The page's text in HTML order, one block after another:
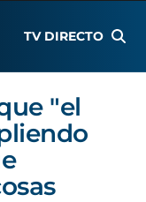
TV DIRECTO
"el